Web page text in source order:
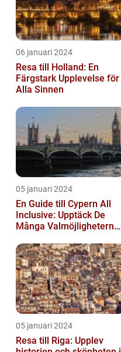
06 januari 2024
Resa till Holland: En
Färgstark Upplevelse för
Alla Sinnen
05 januari 2024
En Guide till Cypern All
Inclusive: Upptäck De
Många Valmöjligheterna
Semester...
05 januari 2024
Resa till Riga: Upplev